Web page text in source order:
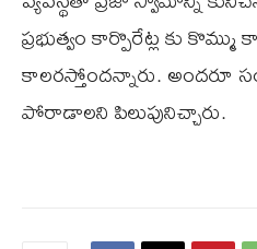
ప్రభుత్వం కార్పొరేట్ల కు కొమ్ము
కాలరస్తోందన్నారు. అందరూ
పోరాడాలని పిలుపునిచ్చారు.